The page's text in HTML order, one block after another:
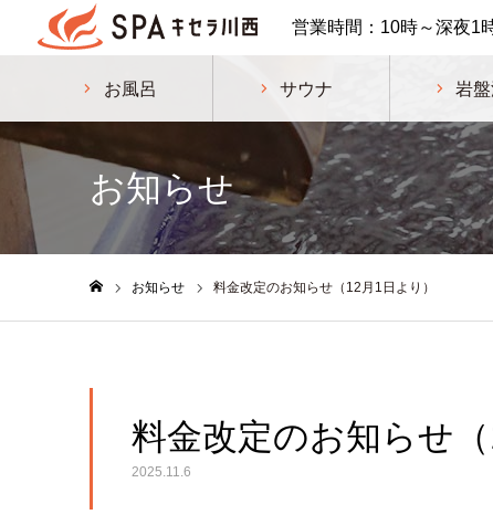
営業時間：10時～深夜1
お風呂 サウナ 岩
お知らせ
お知らせ 料金改定のお知らせ（12月1日より）
料金改定のお知らせ（
2025.11.6